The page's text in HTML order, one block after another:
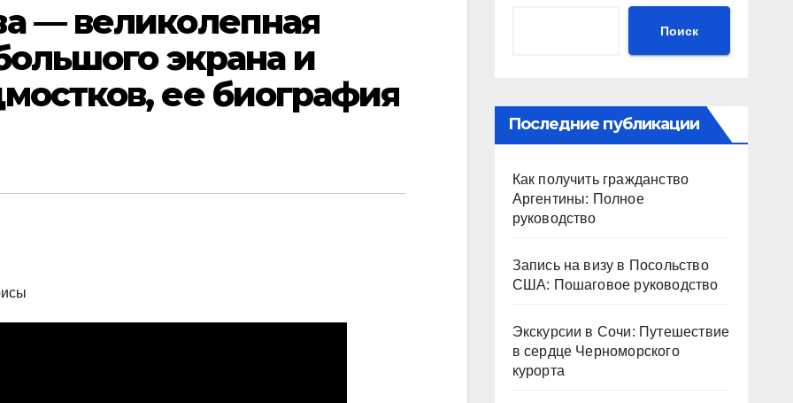
— великолепная
экрана и
ее биография
Поиск
Последние публикации
Как получить гражданство
Аргентины: Полное
руководство
Запись на визу в Посольство
США: Пошаговое руководство
Экскурсии в Сочи: Путешествие
в сердце Черноморского
курорта